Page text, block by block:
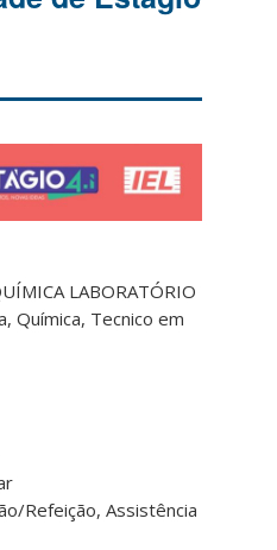
LABORATÓRIO
Química, Tecnico em
Refeição, Assistência